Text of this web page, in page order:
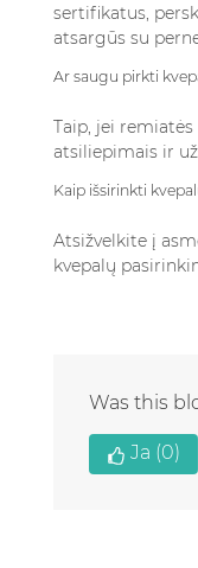
sertifikatus,
atsargūs su
Ar saugu pirkti
Taip, jei
atsiliepimais ir
Kaip išsirinkti
Atsižvelkite į
kvepalų
Was this
Ja (0)